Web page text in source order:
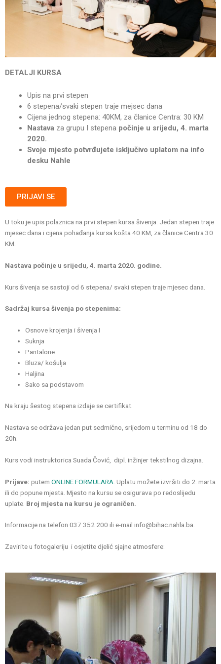
DETALJI KURSA
Upis na prvi stepen
6 stepena/svaki stepen traje mejsec dana
Cijena jednog stepena: 40KM, za članice Centra: 30 KM
Nastava za grupu I stepena počinje u srijedu, 4. marta
2020.
Svoje mjesto potvrđujete isključivo uplatom na info
desku Nahle
PRIJAVI SE
U toku je upis polaznica na prvi stepen kursa šivenja. Jedan stepen traje
mjesec dana i cijena pohađanja kursa košta 40 KM, za članice Centra 30
KM.
Nastava počinje u srijedu, 4. marta 2020. godine.
Kurs šivenja se sastoji od 6 stepena/ svaki stepen traje mjesec dana.
Sadržaj kursa šivenja po stepenima:
Osnove krojenja i šivenja I
Suknja
Pantalone
Bluza/ košulja
Haljina
Sako sa podstavom
Na kraju šestog stepena izdaje se certifikat.
Nastava se održava jedan put sedmično, srijedom u terminu od 18 do
20h.
Kurs vodi instruktorica Suada Čović, dipl. inžinjer tekstilnog dizajna.
Prijave: putem ONLINE FORMULARA. Uplatu možete izvršiti do 2. marta
ili do popune mjesta. Mjesto na kursu se osigurava po redoslijedu
uplate. Broj mjesta na kursu je ograničen.
Informacije na telefon 037 352 200 ili e-mail info@bihac.nahla.ba.
Zavirite u fotogaleriju i osjetite djelić sjajne atmosfere: